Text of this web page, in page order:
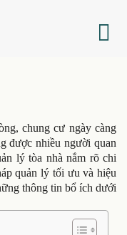
chung cư ngày càng
được nhiều người quan
lý tòa nhà nắm rõ chi
quản lý tối ưu và hiệu
thông tin bổ ích dưới